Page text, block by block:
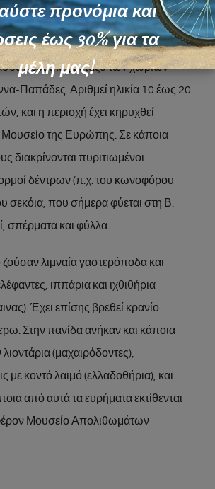
αξίζει να το περιλάβει στην
περιοχής, είναι το
Κερασιάς μεταξύ των χωριών
Παπάδες. Αριθμεί ηλικία 10 έως 20
και η περιοχή έχει κηρυχθεί
Μουσείο της Ευρώπης. Σε κάποια
διακρίνονται πυριτιωμένοι
δέντρων (π.χ. του κωνοφόρου
σεκόια, που σήμερα φύεται στη Β.
σπέρματα και φύλλα.
ζούσαν λιμναία γαστερόποδα και
ιππάρια και ιχθιθήρια
Έχει επίσης βρεθεί κρανίο
Στην πανίδα ανήκαν και κάποια
(μαχαιρόδοντες),
με κοντό λαιμό (ελλαδοθήρια), και
από αυτά τα ευρήματα εκτίθενται
Μουσείο Απολιθωμάτων
προνόμια και
έως 30% για τα
μέλη μας!